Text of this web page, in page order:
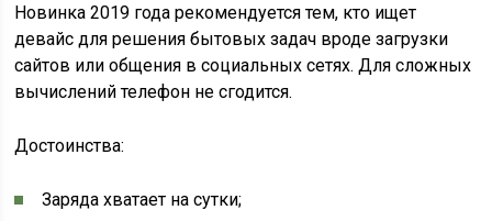
Новинка 2019 года рекомендуется тем, кто ищет
девайс для решения бытовых задач вроде загрузки
сайтов или общения в социальных сетях. Для сложных
вычислений телефон не сгодится.
Достоинства:
Заряда хватает на сутки;